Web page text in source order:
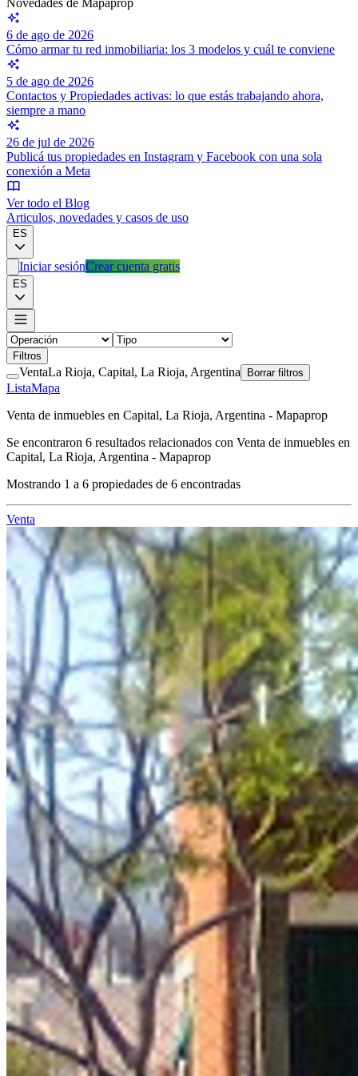
Novedades de Mapaprop
6 de ago de 2026
Cómo armar tu red inmobiliaria: los 3 modelos y cuál te conviene
5 de ago de 2026
Contactos y Propiedades activas: lo que estás trabajando ahora,
siempre a mano
26 de jul de 2026
Publicá tus propiedades en Instagram y Facebook con una sola
conexión a Meta
Ver todo el Blog
Articulos, novedades y casos de uso
ES
Iniciar sesiónCrear cuenta gratis
ES
Filtros
VentaLa Rioja, Capital, La Rioja, Argentina Borrar filtros
ListaMapa
Venta de inmuebles en Capital, La Rioja, Argentina - Mapaprop
Se encontraron 6 resultados relacionados con Venta de inmuebles en
Capital, La Rioja, Argentina - Mapaprop
Mostrando 1 a 6 propiedades de 6 encontradas
Venta